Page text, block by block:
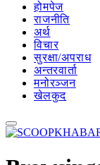
होमपेज
राजनीति
अर्थ
विचार
सुरक्षा/अपराध
अन्तरवार्ता
मनोरञ्जन
खेलकुद